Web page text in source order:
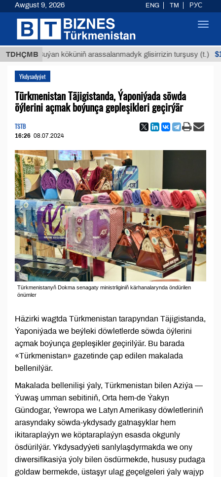
TDHÇMB
Buýan köküniň arassalanmadyk glisirrizin turşusy (t.)
Ykdysadyýet
Türkmenistan Täjigistanda, Ýaponiýada söwda
öýlerini açmak boýunça gepleşikleri geçirýär
TSTB
16:26 08.07.2024
Türkmenistanyň Dokma senagaty ministrliginiň kärhanalarynda öndürilen
önümler
Häzirki wagtda Türkmenistan tarapyndan Täjigistanda,
Ýaponiýada we beýleki döwletlerde söwda öýlerini
açmak boýunça gepleşikler geçirilýär. Bu barada
«Türkmenistan» gazetinde çap edilen makalada
bellenilýär.
Makalada bellenilişi ýaly, Türkmenistan bilen Aziýa —
Ýuwaş umman sebitiniň, Orta hem-de Ýakyn
Gündogar, Ýewropa we Latyn Amerikasy döwletleriniň
arasyndaky söwda-ykdysady gatnaşyklar hem
ikitaraplaýyn we köptaraplaýyn esasda okgunly
ösdürilýär. Ykdysadyýeti sanlylaşdyrmakda we ony
diwersifikasiýa ýoly bilen ösdürmekde, hususy pudaga
goldaw bermekde, üstaşyr ulag geçelgeleri ýaly wajyp
Awgust 9, 2026 ENG TM РУС